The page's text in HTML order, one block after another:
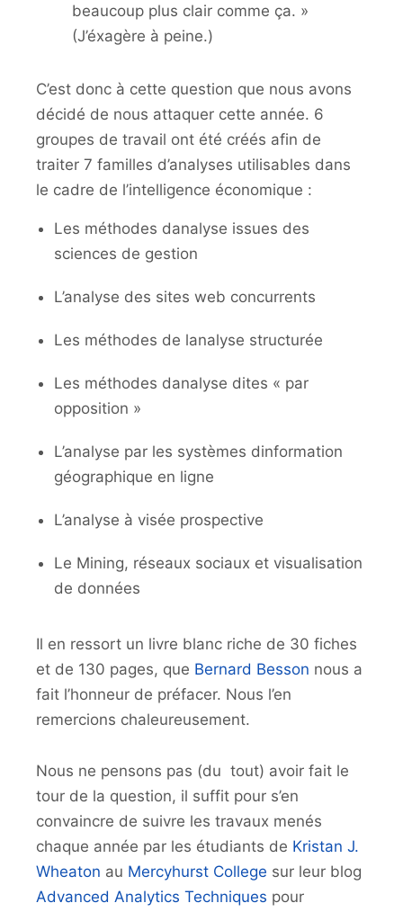
beaucoup plus clair comme ça. »
(J’éxagère à peine.)
C’est donc à cette question que nous avons
décidé de nous attaquer cette année. 6
groupes de travail ont été créés afin de
traiter 7 familles d’analyses utilisables dans
le cadre de l’intelligence économique :
Les méthodes danalyse issues des
sciences de gestion
L’analyse des sites web concurrents
Les méthodes de lanalyse structurée
Les méthodes danalyse dites « par
opposition »
L’analyse par les systèmes dinformation
géographique en ligne
L’analyse à visée prospective
Le Mining, réseaux sociaux et visualisation
de données
Il en ressort un livre blanc riche de 30 fiches
et de 130 pages, que Bernard Besson nous a
fait l’honneur de préfacer. Nous l’en
remercions chaleureusement.
Nous ne pensons pas (du tout) avoir fait le
tour de la question, il suffit pour s’en
convaincre de suivre les travaux menés
chaque année par les étudiants de Kristan J.
Wheaton au Mercyhurst College sur leur blog
Advanced Analytics Techniques pour